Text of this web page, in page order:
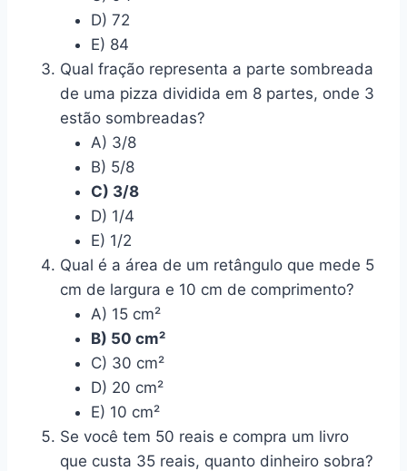
D) 72
E) 84
Qual fração representa a parte sombreada
de uma pizza dividida em 8 partes, onde 3
estão sombreadas?
A) 3/8
B) 5/8
C) 3/8
D) 1/4
E) 1/2
Qual é a área de um retângulo que mede 5
cm de largura e 10 cm de comprimento?
A) 15 cm²
B) 50 cm²
C) 30 cm²
D) 20 cm²
E) 10 cm²
Se você tem 50 reais e compra um livro
que custa 35 reais, quanto dinheiro sobra?